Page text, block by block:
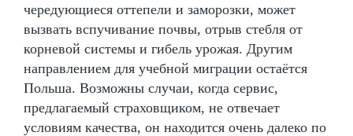
чередующиеся оттепели и заморозки, может
вызвать вспучивание почвы, отрыв стебля от
корневой системы и гибель урожая. Другим
направлением для учебной миграции остаётся
Польша. Возможны случаи, когда сервис,
предлагаемый страховщиком, не отвечает
условиям качества, он находится очень далеко по